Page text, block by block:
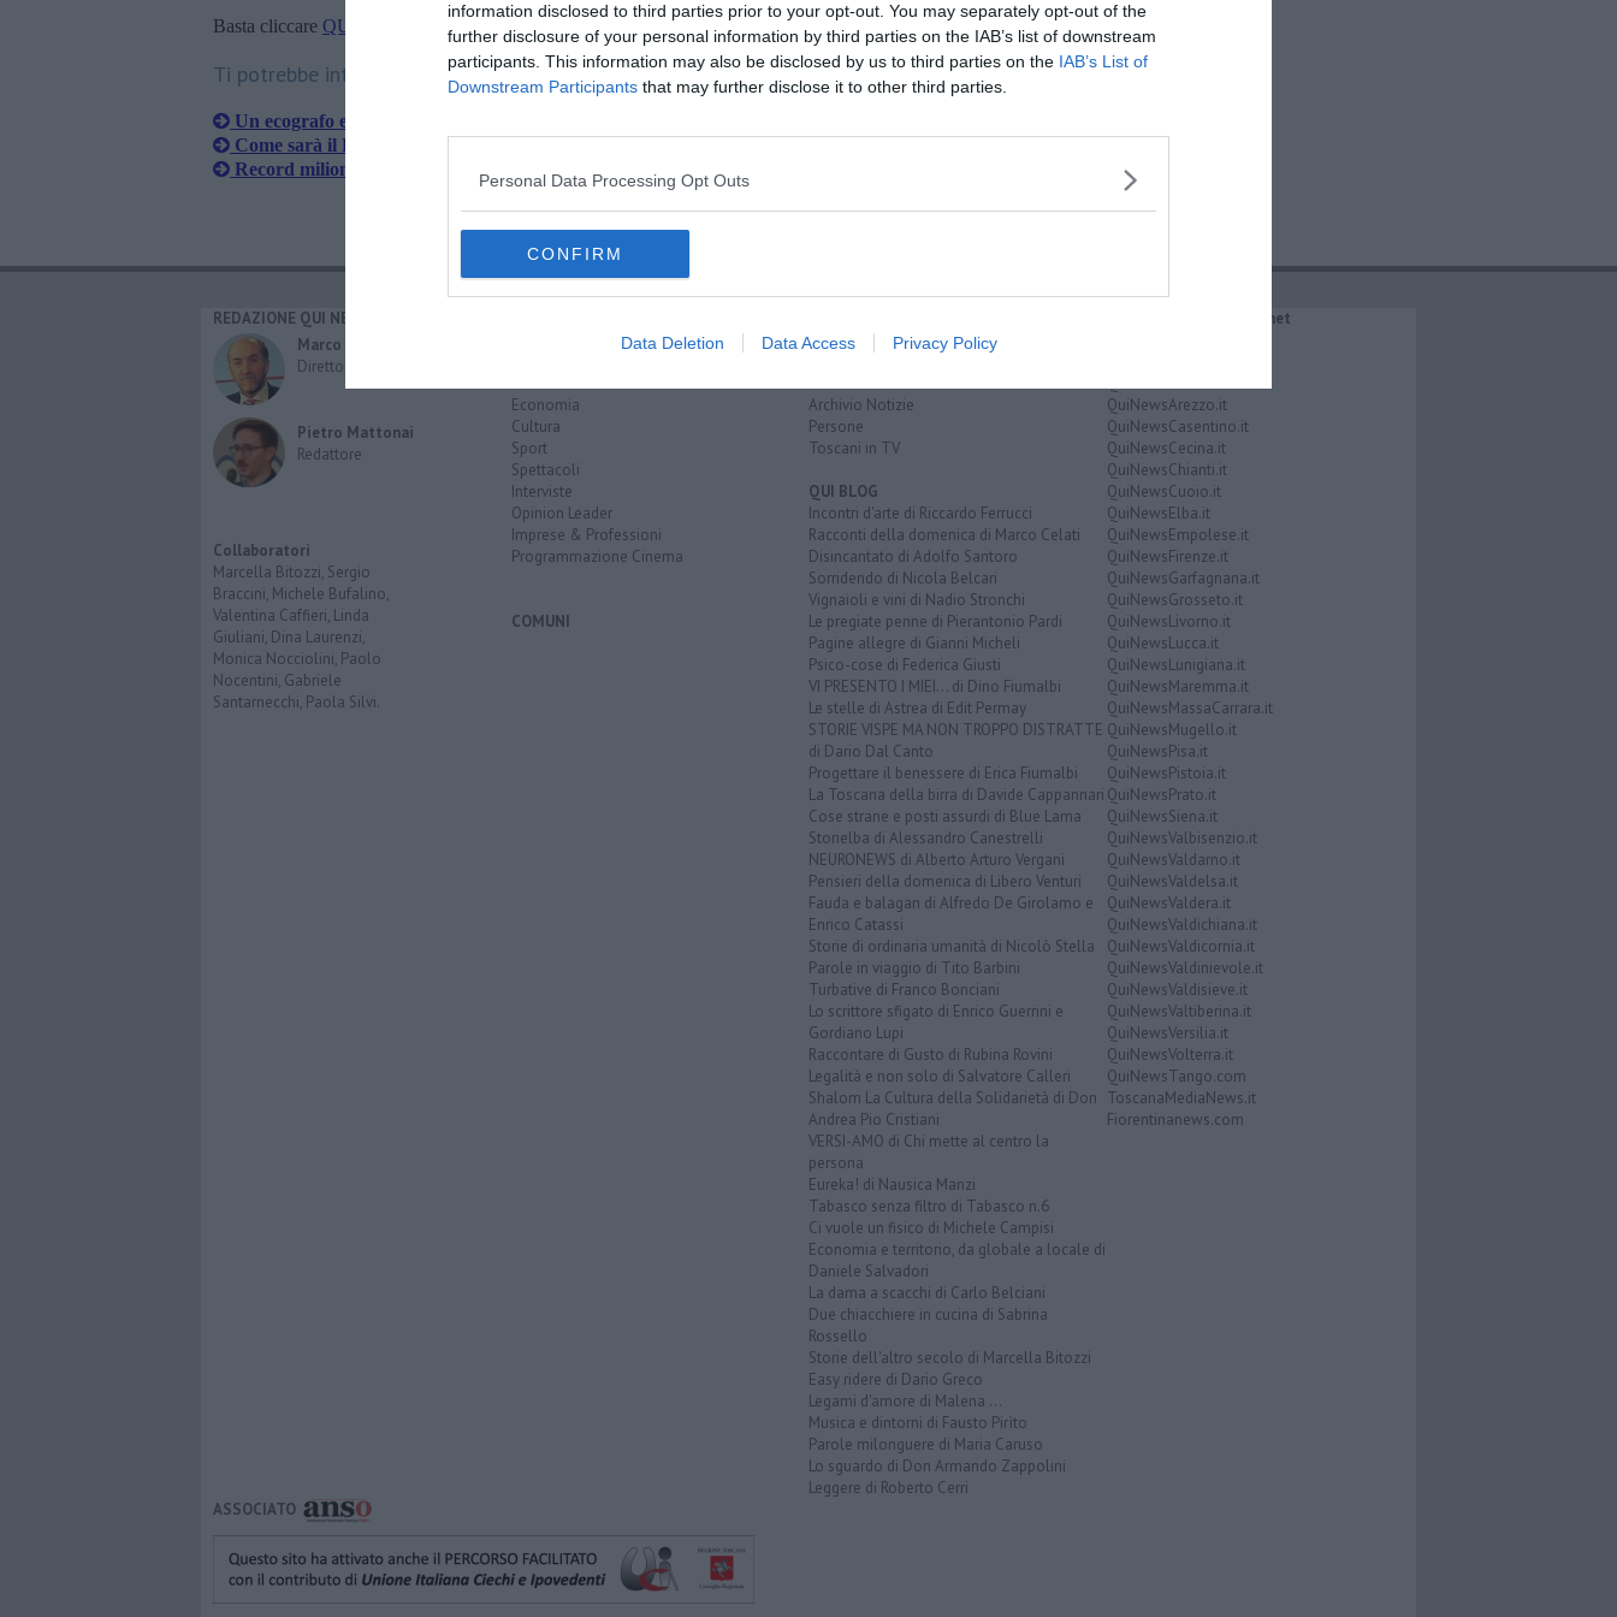
information disclosed to third parties prior to your opt-out. You may separately opt-out of the
further disclosure of your personal information by third parties on the IAB’s list of downstream
participants. This information may also be disclosed by us to third parties on the IAB’s List of
Downstream Participants that may further disclose it to other third parties.
Personal Data Processing Opt Outs
CONFIRM
Data Deletion Data Access Privacy Policy
Basta cliccare QUI
Ti potrebbe interessare anche:
Un ecografo ed un monitor in dono all'ospedale
Come sarà il Pionta: tra sport, cultura e sosta
Record milionario di ordini per l'azienda aretina
REDAZIONE QUI NEWS
Marco Migli
Direttore Responsabile
Pietro Mattonai
Redattore
Collaboratori
Marcella Bitozzi, Sergio
Braccini, Michele Bufalino,
Valentina Caffieri, Linda
Giuliani, Dina Laurenzi,
Monica Nocciolini, Paolo
Nocentini, Gabriele
Santarnecchi, Paola Silvi.
Economia
Cultura
Sport
Spettacoli
Interviste
Opinion Leader
Imprese & Professioni
Programmazione Cinema
COMUNI
Le notizie di oggi
Archivio Notizie
Persone
Toscani in TV
QUI BLOG
Incontri d'arte di Riccardo Ferrucci
Racconti della domenica di Marco Celati
Disincantato di Adolfo Santoro
Sorridendo di Nicola Belcari
Vignaioli e vini di Nadio Stronchi
Le pregiate penne di Pierantonio Pardi
Pagine allegre di Gianni Micheli
Psico-cose di Federica Giusti
VI PRESENTO I MIEI... di Dino Fiumalbi
Le stelle di Astrea di Edit Permay
STORIE VISPE MA NON TROPPO DISTRATTE
di Dario Dal Canto
Progettare il benessere di Erica Fiumalbi
La Toscana della birra di Davide Cappannari
Cose strane e posti assurdi di Blue Lama
Storielba di Alessandro Canestrelli
NEURONEWS di Alberto Arturo Vergani
Pensieri della domenica di Libero Venturi
Fauda e balagan di Alfredo De Girolamo e
Enrico Catassi
Storie di ordinaria umanità di Nicolò Stella
Parole in viaggio di Tito Barbini
Turbative di Franco Bonciani
Lo scrittore sfigato di Enrico Guerrini e
Gordiano Lupi
Raccontare di Gusto di Rubina Rovini
Legalità e non solo di Salvatore Calleri
Shalom La Cultura della Solidarietà di Don
Andrea Pio Cristiani
VERSI-AMO di Chi mette al centro la
persona
Eureka! di Nausica Manzi
Tabasco senza filtro di Tabasco n.6
Ci vuole un fisico di Michele Campisi
Economia e territorio, da globale a locale di
Daniele Salvadori
La dama a scacchi di Carlo Belciani
Due chiacchiere in cucina di Sabrina
Rossello
Storie dell'altro secolo di Marcella Bitozzi
Easy ridere di Dario Greco
Legami d'amore di Malena ...
Musica e dintorni di Fausto Pirìto
Parole milonguere di Maria Caruso
Lo sguardo di Don Armando Zappolini
Leggere di Roberto Cerri
IL NETWORK QuiNews.net
QuiNewsArezzo.it
QuiNewsCasentino.it
QuiNewsCecina.it
QuiNewsChianti.it
QuiNewsCuoio.it
QuiNewsElba.it
QuiNewsEmpolese.it
QuiNewsFirenze.it
QuiNewsGarfagnana.it
QuiNewsGrosseto.it
QuiNewsLivorno.it
QuiNewsLucca.it
QuiNewsLunigiana.it
QuiNewsMaremma.it
QuiNewsMassaCarrara.it
QuiNewsMugello.it
QuiNewsPisa.it
QuiNewsPistoia.it
QuiNewsPrato.it
QuiNewsSiena.it
QuiNewsValbisenzio.it
QuiNewsValdarno.it
QuiNewsValdelsa.it
QuiNewsValdera.it
QuiNewsValdichiana.it
QuiNewsValdicornia.it
QuiNewsValdinievole.it
QuiNewsValdisieve.it
QuiNewsValtiberina.it
QuiNewsVersilia.it
QuiNewsVolterra.it
QuiNewsTango.com
ToscanaMediaNews.it
Fiorentinanews.com
ASSOCIATO